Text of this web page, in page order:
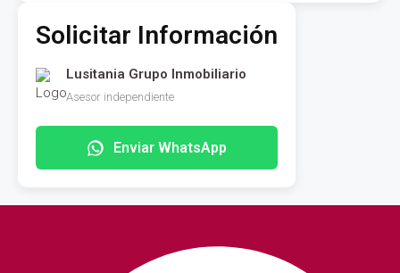
Solicitar Información
Lusitania Grupo Inmobiliario
Asesor independiente
Enviar WhatsApp